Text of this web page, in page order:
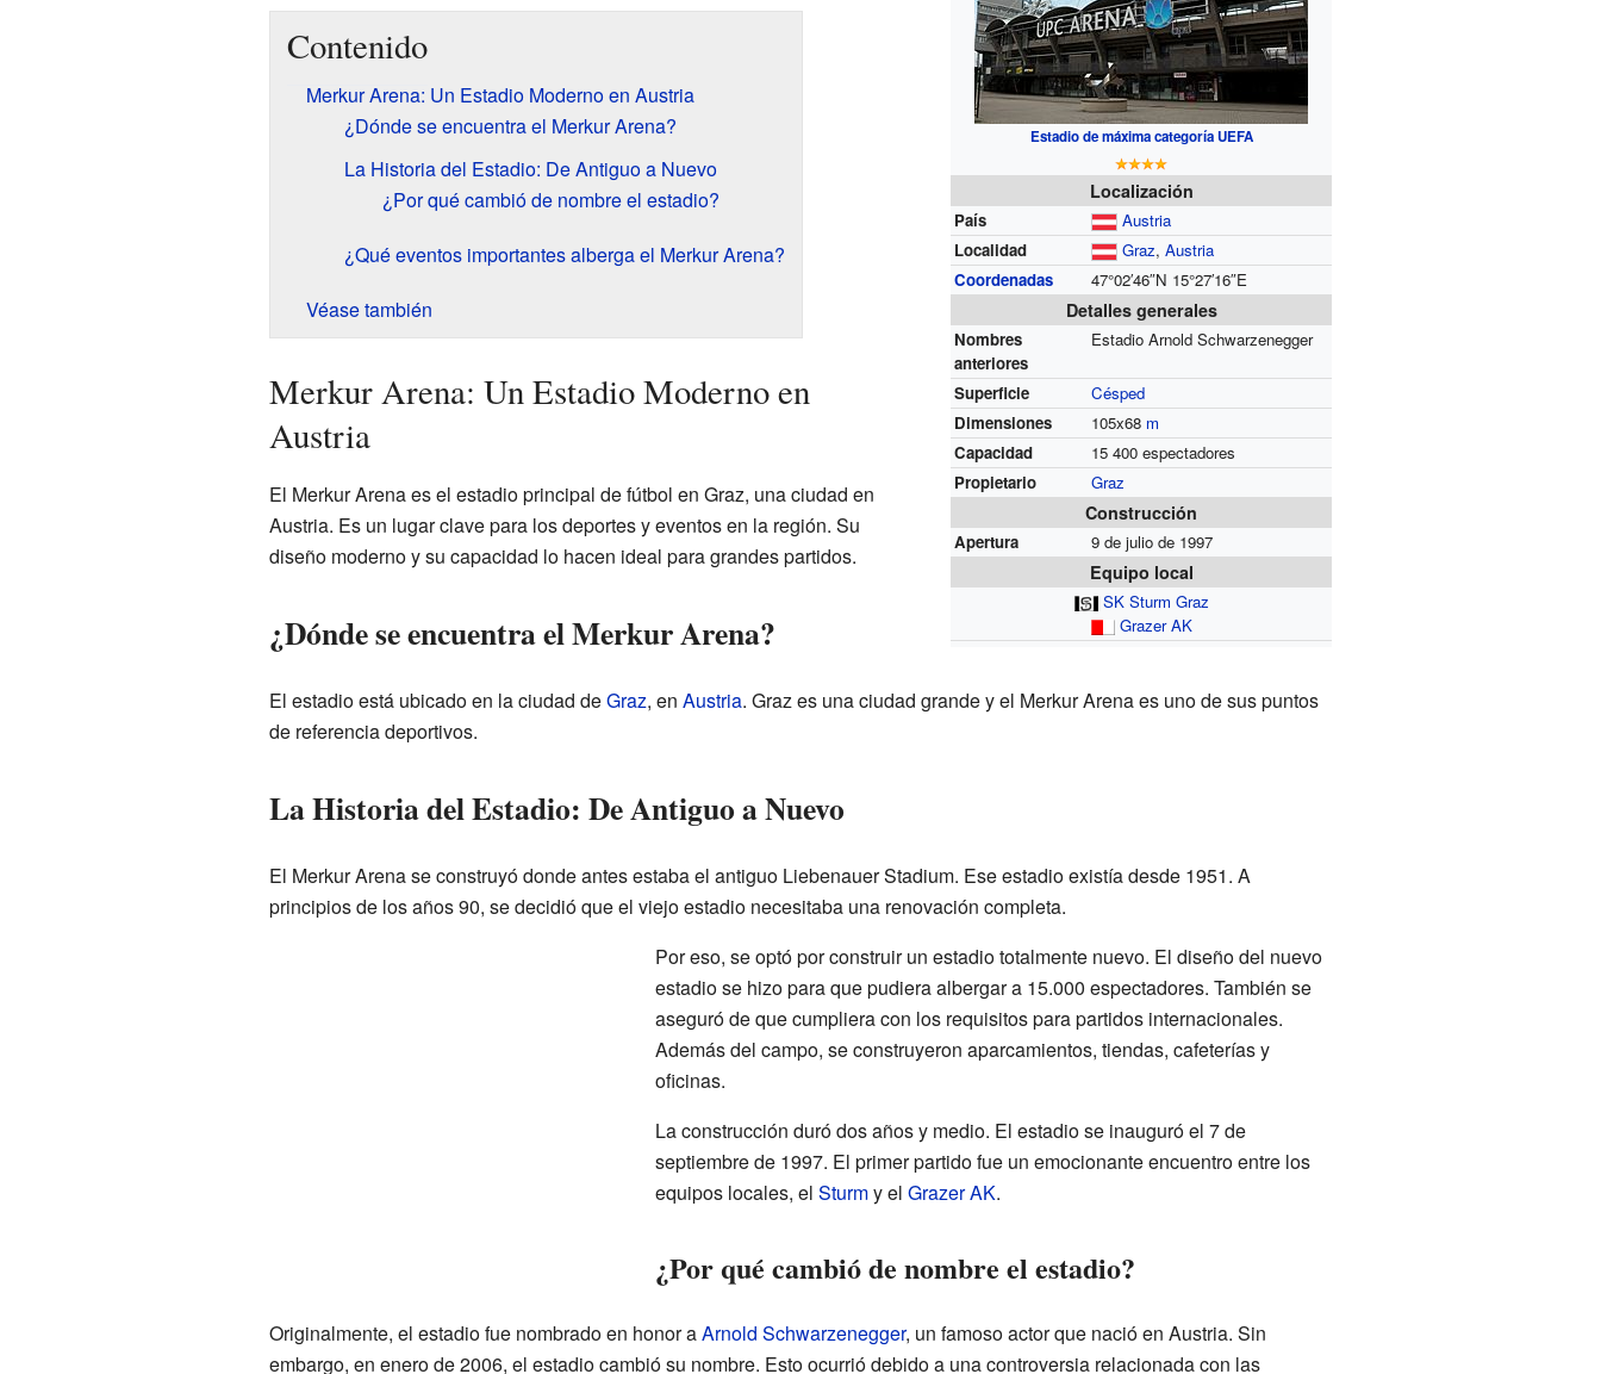
Estadio de máxima categoría UEFA
Localización
País
Austria
Localidad
Graz,Austria
Coordenadas
47°02′46″N 15°27′16″E
Detalles generales
Nombres
anteriores
Estadio Arnold Schwarzenegger
Superficie
Césped
Dimensiones
105x68 m
Capacidad
15 400 espectadores
Propietario
Graz
Construcción
Apertura 9 de julio de 1997
Equipo local
SK Sturm Graz
Grazer AK
Contenido
Merkur Arena: Un Estadio Moderno en Austria
¿Dónde se encuentra el Merkur Arena?
La Historia del Estadio: De Antiguo a Nuevo
¿Por qué cambió de nombre el estadio?
¿Qué eventos importantes alberga el Merkur Arena?
Véase también
Merkur Arena: Un Estadio Moderno en
Austria
El Merkur Arena es el estadio principal de fútbol en Graz, una ciudad en
Austria. Es un lugar clave para los deportes y eventos en la región. Su
diseño moderno y su capacidad lo hacen ideal para grandes partidos.
¿Dónde se encuentra el Merkur Arena?
El estadio está ubicado en la ciudad deGraz, en Austria. Graz es una ciudad grande y el Merkur Arena es uno de sus puntos
de referencia deportivos.
La Historia del Estadio: De Antiguo a Nuevo
El Merkur Arena se construyó donde antes estaba el antiguo Liebenauer Stadium. Ese estadio existía desde 1951. A
principios de los años 90, se decidió que el viejo estadio necesitaba una renovación completa.
Por eso, se optó por construir un estadio totalmente nuevo. El diseño del nuevo
estadio se hizo para que pudiera albergar a 15.000 espectadores. También se
aseguró de que cumpliera con los requisitos para partidos internacionales.
Además del campo, se construyeron aparcamientos, tiendas, cafeterías y
oficinas.
La construcción duró dos años y medio. El estadio se inauguró el 7 de
septiembre de 1997. El primer partido fue un emocionante encuentro entre los
equipos locales, el Sturmy el Grazer AK.
¿Por qué cambió de nombre el estadio?
Originalmente, el estadio fue nombrado en honor aArnold Schwarzenegger, un famoso actor que nació en Austria. Sin
embargo, en enero de 2006, el estadio cambió su nombre. Esto ocurrió debido a una controversia relacionada con las